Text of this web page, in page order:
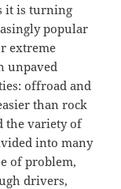
it is turning
popular
extreme
unpaved
offroad and
than rock
the variety of
into many
of problem,
drivers,